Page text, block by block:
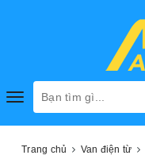
Toggle
Trang chủ Van điện từ